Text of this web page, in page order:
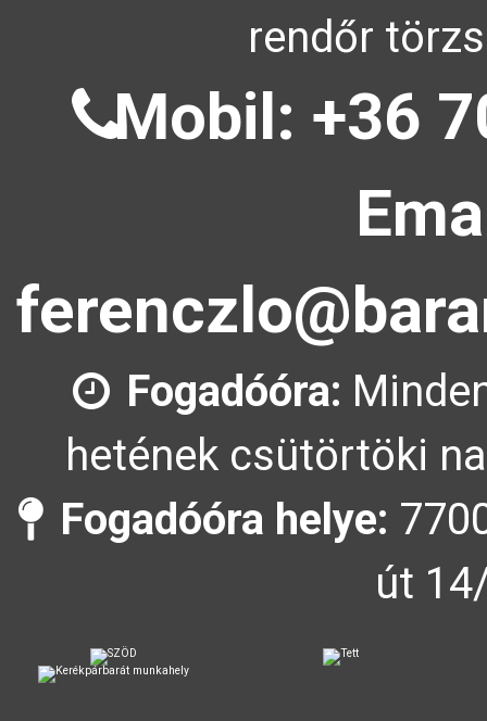
rendőr
Mobil: +36
Fogadóóra:
hetének csütörtöki
Fogadóóra helye:
út